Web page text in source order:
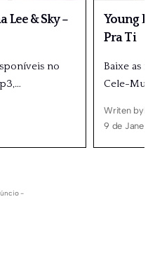
Lee & Sky –
no
…
Young
Pra Ti
Baixe as
Cele-
Writen by
9 de Janeiro,
-